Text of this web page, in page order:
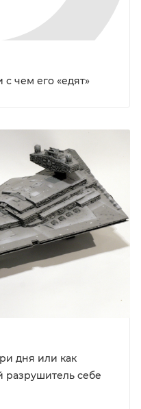
с чем его «едят»
дня или как
разрушитель себе